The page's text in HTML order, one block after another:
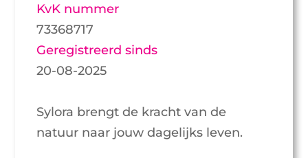
KvK nummer
73368717
Geregistreerd sinds
20-08-2025
Sylora brengt de kracht van de
natuur naar jouw dagelijks leven.